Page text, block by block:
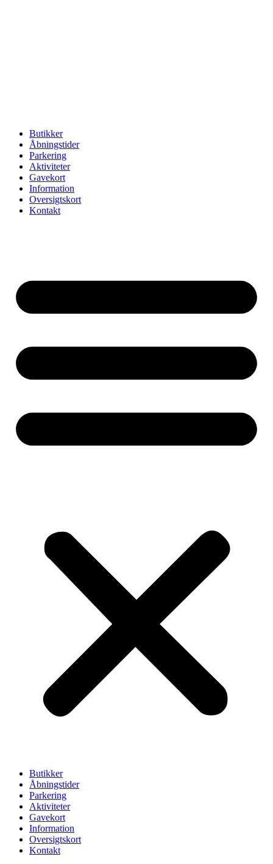
Butikker
Åbningstider
Parkering
Aktiviteter
Gavekort
Information
Oversigtskort
Kontakt
Butikker
Åbningstider
Parkering
Aktiviteter
Gavekort
Information
Oversigtskort
Kontakt